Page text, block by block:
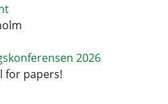
2026
for papers!